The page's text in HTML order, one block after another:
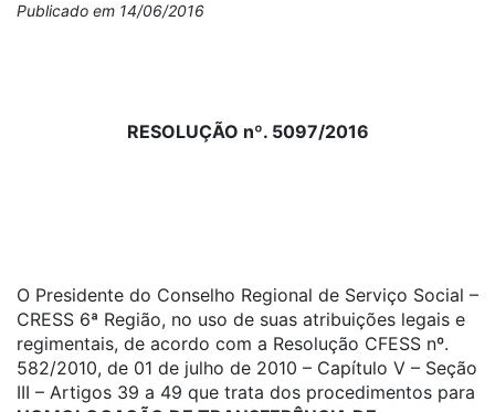
Publicado em 14/06/2016
RESOLUÇÃO nº. 5097/2016
O Presidente do Conselho Regional de Serviço Social –
CRESS 6ª Região, no uso de suas atribuições legais e
regimentais, de acordo com a Resolução CFESS nº.
582/2010, de 01 de julho de 2010 – Capítulo V – Seção
III – Artigos 39 a 49 que trata dos procedimentos para